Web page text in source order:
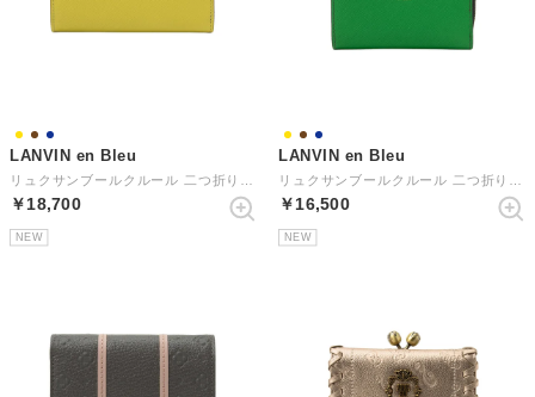
LANVIN en Bleu
￥18,700
NEW
LANVIN en Bleu
￥16,500
NEW